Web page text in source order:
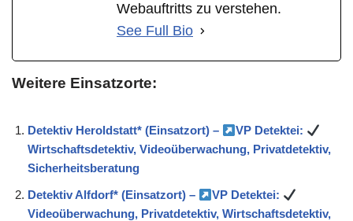
Webauftritts zu verstehen.
See Full Bio
Weitere Einsatzorte:
Detektiv Heroldstatt* (Einsatzort) –
VP Detektei:
Wirtschaftsdetektiv, Videoüberwachung, Privatdetektiv,
Sicherheitsberatung
Detektiv Alfdorf* (Einsatzort) –
VP Detektei:
Videoüberwachung, Privatdetektiv, Wirtschaftsdetektiv,